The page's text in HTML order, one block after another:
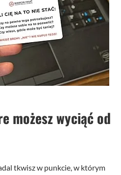
możesz wyciąć od
tkwisz w punkcie, w którym